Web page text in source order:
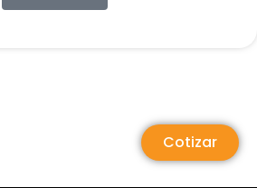
Cotizar